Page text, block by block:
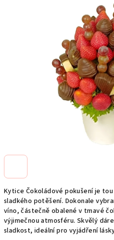
Kytice Čokoládové pokušení je
sladkého potěšení. Dokonale
víno, částečně obalené v tmavé
výjimečnou atmosféru. Skvělý
sladkost, ideální pro vyjádření